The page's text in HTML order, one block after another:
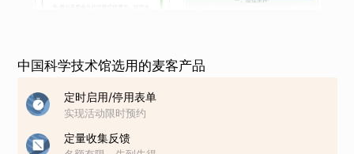
中国科学技术馆选用的麦客产品
定时启用/停用表单
实现活动限时预约
定量收集反馈